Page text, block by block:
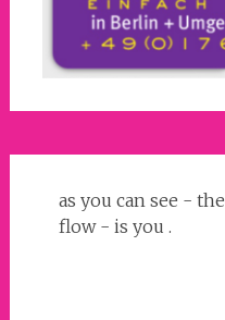
as you can see - the
flow - is you .